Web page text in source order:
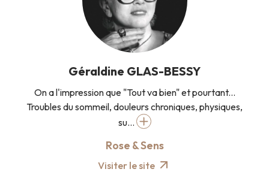
Géraldine GLAS-BESSY
On a l'impression que "Tout va bien" et pourtant...
Troubles du sommeil, douleurs chroniques, physiques,
su...
Rose & Sens
Visiter le site